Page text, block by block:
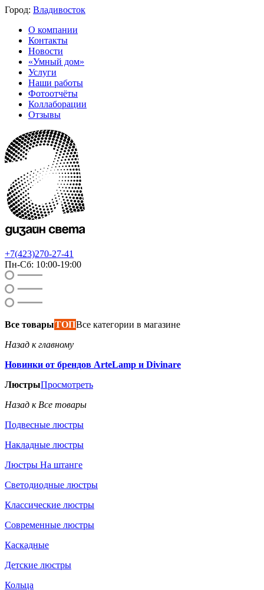
Город: Владивосток
О компании
Контакты
Новости
«Умный дом»
Услуги
Наши работы
Фотоотчёты
Коллаборации
Отзывы
+7(423)270-27-41
Пн-Сб: 10:00-19:00
Все товарыТОПВсе категории в магазине
Назад к главному
Новинки от брендов ArteLamp и Divinare
ЛюстрыПросмотреть
Назад к Все товары
Подвесные люстры
Накладные люстры
Люстры На штанге
Светодиодные люстры
Классические люстры
Современные люстры
Каскадные
Детские люстры
Кольца